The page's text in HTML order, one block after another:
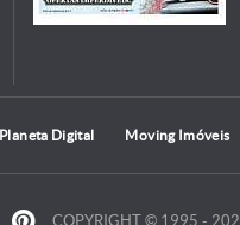
Planeta Digital Moving Imóveis
COPYRIGHT © 1995 -